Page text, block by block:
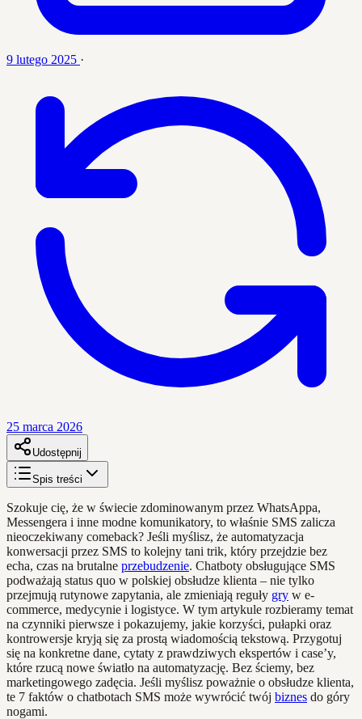
9 lutego 2025 ·
25 marca 2026
Udostępnij
Spis treści
Szokuje cię, że w świecie zdominowanym przez WhatsAppa,
Messengera i inne modne komunikatory, to właśnie SMS zalicza
nieoczekiwany comeback? Jeśli myślisz, że automatyzacja
konwersacji przez SMS to kolejny tani trik, który przejdzie bez
echa, czas na brutalne przebudzenie. Chatboty obsługujące SMS
podważają status quo w polskiej obsłudze klienta – nie tylko
przejmują rutynowe zapytania, ale zmieniają reguły gry w e-
commerce, medycynie i logistyce. W tym artykule rozbieramy temat
na czynniki pierwsze i pokazujemy, jakie korzyści, pułapki oraz
kontrowersje kryją się za prostą wiadomością tekstową. Przygotuj
się na konkretne dane, cytaty z prawdziwych ekspertów i case’y,
które rzucą nowe światło na automatyzację. Bez ściemy, bez
marketingowego zadęcia. Jeśli myślisz poważnie o obsłudze klienta,
te 7 faktów o chatbotach SMS może wywrócić twój biznes do góry
nogami.